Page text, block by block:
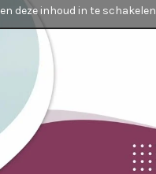
en deze inhoud in te schakelen